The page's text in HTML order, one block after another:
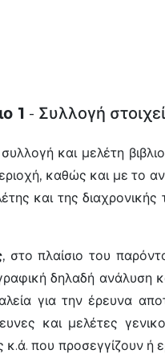
1 - Συλλογή
και μελέτη
καθώς και με το
και της
, στο πλαίσιο του
δηλαδή ανάλυση
για την έρευνα
και μελέτες
κ.ά. που προσεγγίζουν